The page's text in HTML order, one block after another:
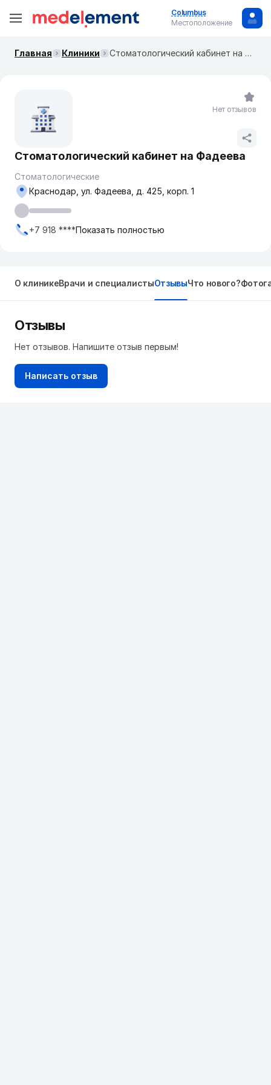
Columbus
Местоположение
Главная Клиники Стоматологический кабинет на Фадеева
Стоматологический кабинет на Фадеева
Стоматологические
Краснодар, ул. Фадеева, д. 425, корп. 1
+7 918 ****Показать полностью
Нет отзывов
О клиникеВрачи и специалистыОтзывыЧто нового?
Отзывы
Нет отзывов. Напишите отзыв первым!
Написать отзыв